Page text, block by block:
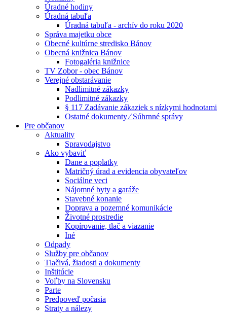
Úradné hodiny
Úradná tabuľa
Úradná tabuľa - archív do roku 2020
Správa majetku obce
Obecné kultúrne stredisko Bánov
Obecná knižnica Bánov
Fotogaléria knižnice
TV Zobor - obec Bánov
Verejné obstarávanie
Nadlimitné zákazky
Podlimitné zákazky
§ 117 Zadávanie zákaziek s nízkymi hodnotami
Ostatné dokumenty ⁄ Súhrnné správy
Pre občanov
Aktuality
Spravodajstvo
Ako vybaviť
Dane a poplatky
Matričný úrad a evidencia obyvateľov
Sociálne veci
Nájomné byty a garáže
Stavebné konanie
Doprava a pozemné komunikácie
Životné prostredie
Kopírovanie, tlač a viazanie
Iné
Odpady
Služby pre občanov
Tlačivá, žiadosti a dokumenty
Inštitúcie
Voľby na Slovensku
Parte
Predpoveď počasia
Straty a nálezy